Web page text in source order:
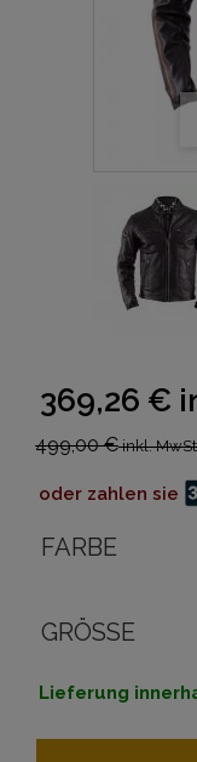
369,26 €
499,00 €inkl.
oder zahlen sie
FARBE
GRÖSSE
Lieferung